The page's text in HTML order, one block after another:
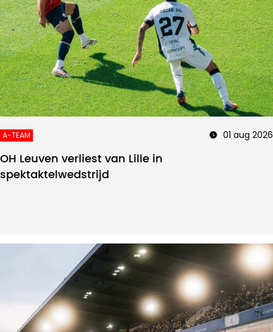
A-TEAM 01 aug 2026
OH Leuven verliest van Lille in
spektaktelwedstrijd